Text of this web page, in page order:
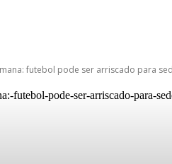
futebol pode ser arriscado para